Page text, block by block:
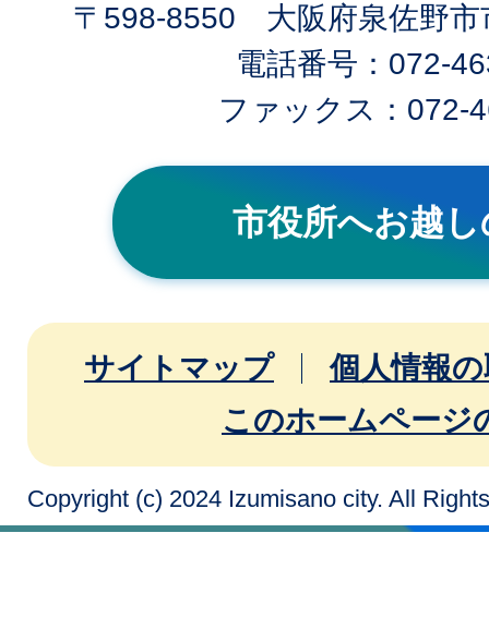
〒598-8550 大阪府泉佐野市
電話番号：072-
ファックス：072-
市役所へお越
サイトマップ
個人情報
このホームページ
Copyright (c) 2024 Izumisano city. All